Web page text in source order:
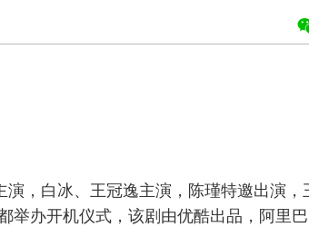
，白冰、王冠逸主演，陈瑾特邀出演，
办开机仪式，该剧由优酷出品，阿里巴